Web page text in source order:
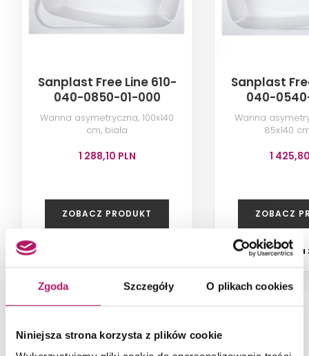
Zgoda Szczegóły O plikach cookies
Niniejsza strona korzysta z plików cookie
Sanplast Free Line 610-
040-0850-01-000
Wanna asymetryczna, 100x140
cm, biała
1 288,10 PLN
ZOBACZ PRODUKT
Sanplast
040-
Wanna
85x140
1
ZOBACZ
Dostępność:
NAJNOWSZE ARTYKUŁY